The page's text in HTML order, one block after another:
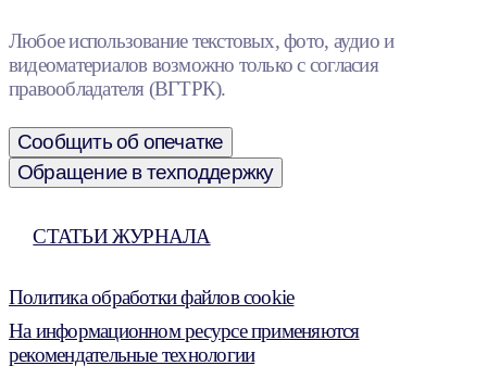
Любое использование текстовых, фото, аудио и
видеоматериалов возможно только с согласия
правообладателя (ВГТРК).
Сообщить об опечатке
Обращение в техподдержку
СТАТЬИ ЖУРНАЛА
Политика обработки файлов cookie
На информационном ресурсе применяются
рекомендательные технологии